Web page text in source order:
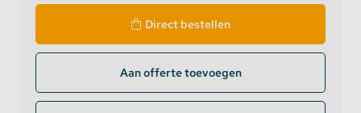
Direct bestellen
Aan offerte toevoegen